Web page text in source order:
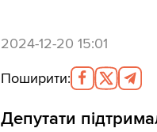
2024-12-20 15:01
Поширити:
Депутати